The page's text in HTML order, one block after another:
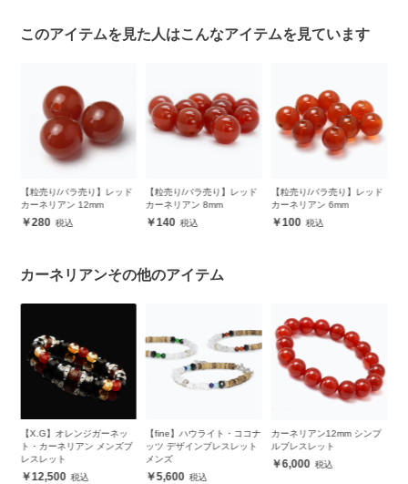
このアイテムを見た人はこんなアイテムを見ています
【粒売り/バラ売り】レッド
カーネリアン 12mm
280
【粒売り/バラ売り】レッド
カーネリアン 8mm
140
【粒売り/バラ売り】レッド
カーネリアン 6mm
100
カーネリアンその他のアイテム
【X.G】オレンジガーネッ
ト・カーネリアン メンズブ
レスレット
12,500
【fine】ハウライト・ココナ
ッツ デザインブレスレット
メンズ
5,600
カーネリアン12mm シンプ
ルブレスレット
6,000